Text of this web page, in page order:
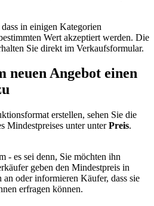
in einigen Kategorien
Wert akzeptiert werden. Die
Sie direkt im Verkaufsformular.
neuen Angebot einen
erstellen, sehen Sie die
Mindestpreises unter unterPreis.
- es sei denn, Sie möchten ihn
geben den Mindestpreis in
oder informieren Käufer, dass sie
erfragen können.